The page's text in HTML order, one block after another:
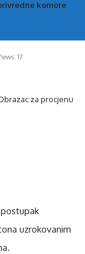
komore
17
uzrokovanim